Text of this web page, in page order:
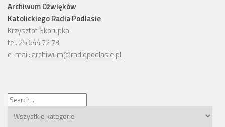
Archiwum Dźwięków
Katolickiego Radia Podlasie
Krzysztof Skorupka
tel. 25 644 72 73
e-mail: archiwum@radiopodlasie.pl